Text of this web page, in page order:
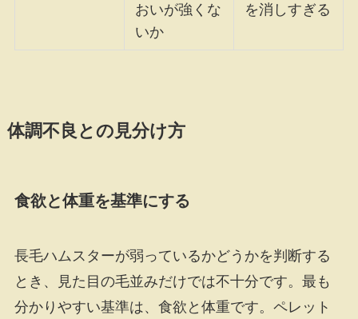
おいが強くな
いか
を消しすぎる
体調不良との見分け方
食欲と体重を基準にする
長毛ハムスターが弱っているかどうかを判断する
とき、見た目の毛並みだけでは不十分です。最も
分かりやすい基準は、食欲と体重です。ペレット